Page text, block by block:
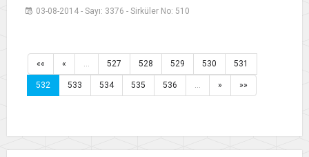
03-08-2014 - Sayı: 3376 - Sirküler No: 510
«« « … 527 528 529 530 531
532 533 534 535 536 … » »»